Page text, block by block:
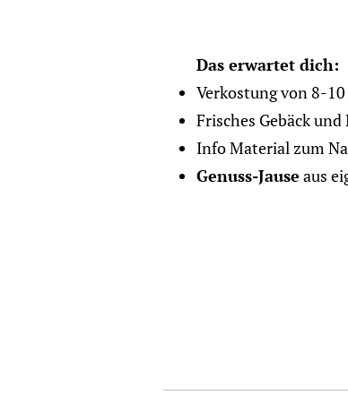
Das erwartet dich:
Verkostung von 8-
Frisches Gebäck
Info Material zum
Genuss-Jause aus